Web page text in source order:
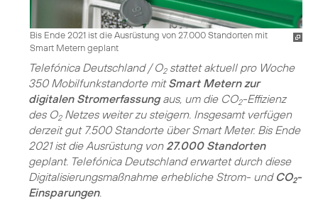
Bis Ende 2021 ist die Ausrüstung von 27.000 Standorten mit
Smart Metern geplant
Telefónica Deutschland / O2stattet aktuell pro Woche
350 Mobilfunkstandorte mitSmart Metern zur
digitalen Stromerfassungaus, um die CO2-Effizienz
des O2Netzes weiter zu steigern. Insgesamt verfügen
derzeit gut 7.500 Standorte über Smart Meter. Bis Ende
2021 ist die Ausrüstung von 27.000 Standorten
geplant. Telefónica Deutschland erwartet durch diese
Digitalisierungsmaßnahme erhebliche Strom- und CO2-
Einsparungen.